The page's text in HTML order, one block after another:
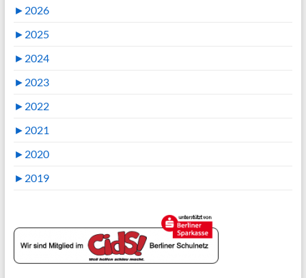
► 2026
► 2025
► 2024
► 2023
► 2022
► 2021
► 2020
► 2019